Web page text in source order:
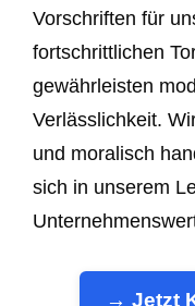
Vorschriften für
fortschrittlichen
gewährleisten
Verlässlichkeit.
und moralisch
sich in unserem
→ Jetzt